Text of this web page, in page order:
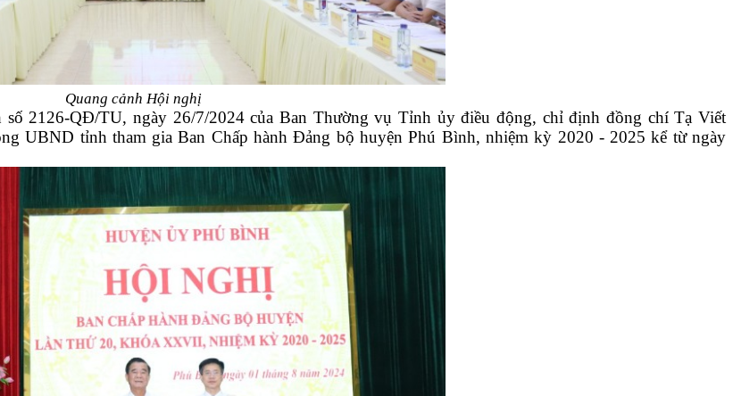
Quang cảnh Hội nghị
2126-QĐ/TU, ngày 26/7/2024 của Ban Thường vụ Tỉnh ủy điều động, chỉ định đồng chí Tạ Viết
UBND tỉnh tham gia Ban Chấp hành Đảng bộ huyện Phú Bình, nhiệm kỳ 2020 - 2025 kể từ ngày